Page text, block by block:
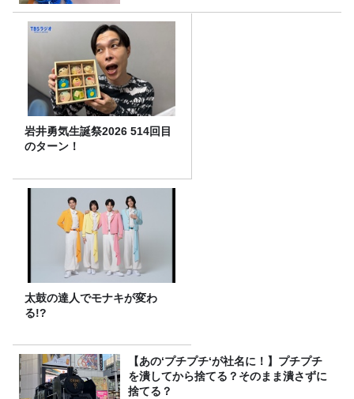
岩井勇気生誕祭2026 514回目
のターン！
太鼓の達人でモナキが変わ
る!?
【あの‘プチプチ‘が社名に！】プチプチ
を潰してから捨てる？そのまま潰さずに
捨てる？